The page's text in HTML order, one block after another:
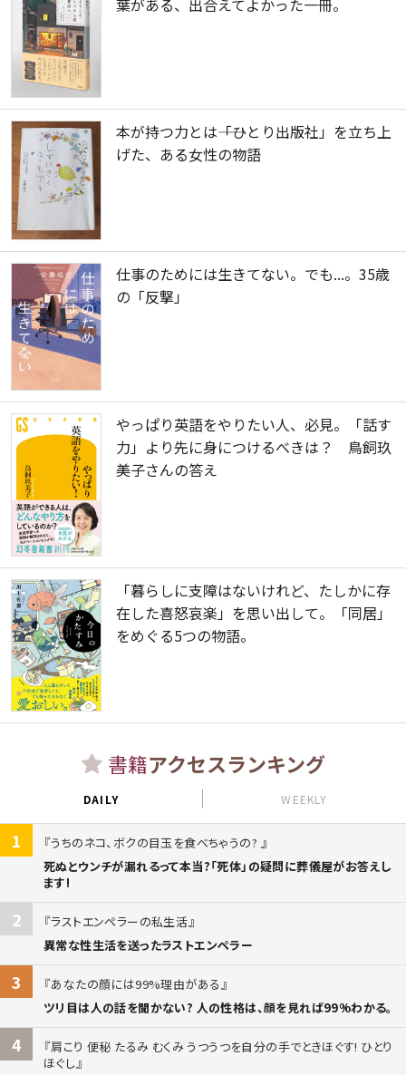
葉がある、出合えてよかった一冊。
本が持つ力とは――「ひとり出版社」を立ち上
げた、ある女性の物語
仕事のためには生きてない。でも...。35歳
の「反撃」
やっぱり英語をやりたい人、必見。「話す
力」より先に身につけるべきは？ 鳥飼玖
美子さんの答え
「暮らしに支障はないけれど、たしかに存
在した喜怒哀楽」を思い出して。「同居」
をめぐる5つの物語。
書籍アクセスランキング
DAILY WEEKLY
1
うちのネコ、ボクの目玉を食べちゃうの?
死ぬとウンチが漏れるって本当?「死体」の疑問に葬儀屋がお答えし
ます!
2
ラストエンペラーの私生活
異常な性生活を送ったラストエンペラー
3
あなたの顔には99%理由がある
ツリ目は人の話を聞かない? 人の性格は、顔を見れば99%わかる。
4
肩こり 便秘 たるみ むくみ うつうつを自分の手でときほぐす! ひとり
ほぐし